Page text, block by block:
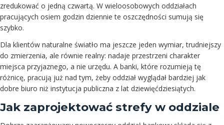
zredukować o jedną czwartą. W wieloosobowych oddziałach
pracujących osiem godzin dziennie te oszczędności sumują się
szybko.
Dla klientów naturalne światło ma jeszcze jeden wymiar, trudniejszy
do zmierzenia, ale równie realny: nadaje przestrzeni charakter
miejsca przyjaznego, a nie urzędu. A banki, które rozumieją tę
różnicę, pracują już nad tym, żeby oddział wyglądał bardziej jak
dobre biuro niż instytucja publiczna z lat dziewięćdziesiątych.
Jak zaprojektować strefy w oddziale